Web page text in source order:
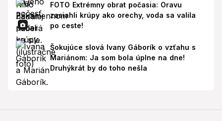
FOTO Extrémny obrat počasia: Oravu
zasiahli krúpy ako orechy, voda sa valila
po ceste!
Šokujúce slová Ivany Gáborík o vzťahu s
Mariánom: Ja som bola úplne na dne!
Druhýkrát by do toho nešla